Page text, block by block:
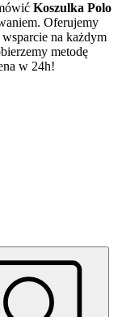
Koszulka Polo
Oferujemy
na każdym
metodę
w 24h!